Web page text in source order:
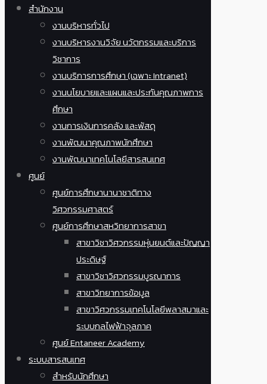
สำนักงาน
งานบริหารทั่วไป
งานบริหารงานวิจัย นวัตกรรมและบริการ
วิชาการ
งานบริการการศึกษา (เฉพาะ Intranet)
งานนโยบายและแผนและประกันคุณภาพการ
ศึกษา
งานการเงินการคลัง และพัสดุ
งานพัฒนาคุณภาพนักศึกษา
งานพัฒนาเทคโนโลยีสารสนเทศ
ศูนย์
ศูนย์การศึกษานานาชาติทาง
วิศวกรรมศาสตร์
ศูนย์การศึกษาสหวิทยาการสาขา
สาขาวิชาวิศวกรรมหุ่นยนต์และปัญญา
ประดิษฐ์
สาขาวิชาวิศวกรรมบูรณาการ
สาขาวิทยาการข้อมูล
สาขาวิศวกรรมเทคโนโลยีพลาสมาและ
ระบบกลไฟฟ้าจุลภาค
ศูนย์ Entaneer Academy
ระบบสารสนเทศ
สำหรับนักศึกษา